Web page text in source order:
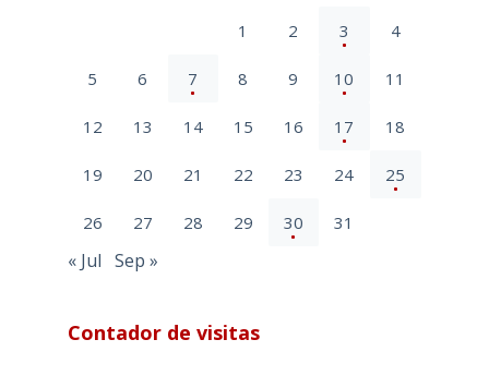
1 2 3 4
5 6 7 8 9 10 11
12 13 14 15 16 17 18
19 20 21 22 23 24 25
26 27 28 29 30 31
« Jul Sep »
Contador de visitas